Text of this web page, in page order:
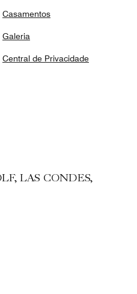
Casamentos
Galeria
Central de Privacidade
LAS CONDES,